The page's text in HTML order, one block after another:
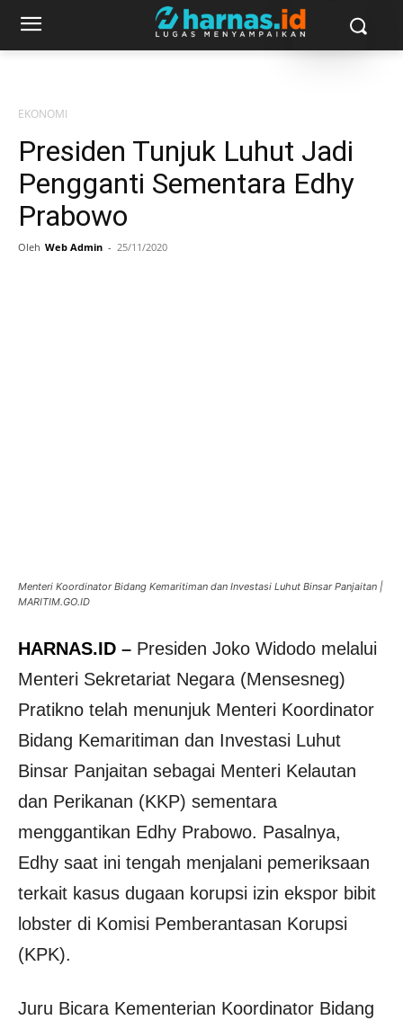
EKONOMI
Presiden Tunjuk Luhut Jadi
Pengganti Sementara Edhy
Prabowo
Oleh Web Admin - 25/11/2020
Menteri Koordinator Bidang Kemaritiman dan Investasi Luhut Binsar Panjaitan |
MARITIM.GO.ID
HARNAS.ID – Presiden Joko Widodo melalui
Menteri Sekretariat Negara (Mensesneg)
Pratikno telah menunjuk Menteri Koordinator
Bidang Kemaritiman dan Investasi Luhut
Binsar Panjaitan sebagai Menteri Kelautan
dan Perikanan (KKP) sementara
menggantikan Edhy Prabowo. Pasalnya,
Edhy saat ini tengah menjalani pemeriksaan
terkait kasus dugaan korupsi izin ekspor bibit
lobster di Komisi Pemberantasan Korupsi
(KPK).
Juru Bicara Kementerian Koordinator Bidang